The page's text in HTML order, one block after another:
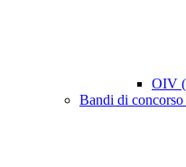
OIV
Bandi di concorso